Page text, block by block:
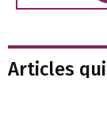
Articles